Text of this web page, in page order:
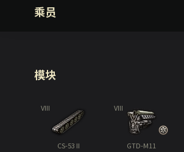
乘员
模块
VIII
CS-53 II
VIII
GTD-M11